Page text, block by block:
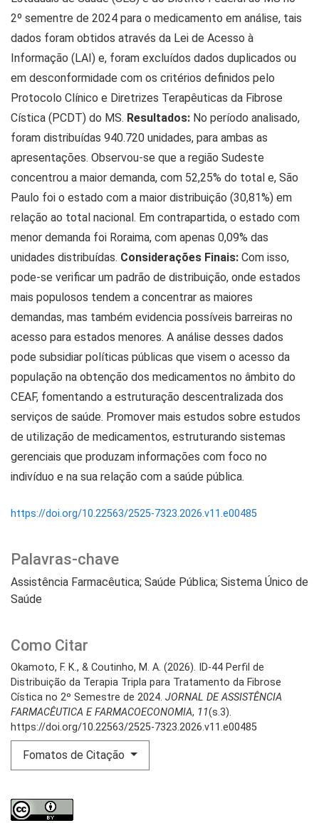
Palavras-chave
Assistência Farmacêutica; Saúde Pública; Sistema Único de
Saúde
Como Citar
Okamoto, F. K., & Coutinho, M. A. (2026). ID-44 Perfil de
Distribuição da Terapia Tripla para Tratamento da Fibrose
Cística no 2º Semestre de 2024. JORNAL DE ASSISTÊNCIA
FARMACÊUTICA E FARMACOECONOMIA, 11(s.3).
https://doi.org/10.22563/2525-7323.2026.v11.e00485
Fomatos de Citação
2º sementre de 2024 para o medicamento em análise, tais
dados foram obtidos através da Lei de Acesso à
Informação (LAI) e, foram excluídos dados duplicados ou
em desconformidade com os critérios definidos pelo
Protocolo Clínico e Diretrizes Terapêuticas da Fibrose
Cística (PCDT) do MS. Resultados: No período analisado,
foram distribuídas 940.720 unidades, para ambas as
apresentações. Observou-se que a região Sudeste
concentrou a maior demanda, com 52,25% do total e, São
Paulo foi o estado com a maior distribuição (30,81%) em
relação ao total nacional. Em contrapartida, o estado com
menor demanda foi Roraima, com apenas 0,09% das
unidades distribuídas. Considerações Finais: Com isso,
pode-se verificar um padrão de distribuição, onde estados
mais populosos tendem a concentrar as maiores
demandas, mas também evidencia possíveis barreiras no
acesso para estados menores. A análise desses dados
pode subsidiar políticas públicas que visem o acesso da
população na obtenção dos medicamentos no âmbito do
CEAF, fomentando a estruturação descentralizada dos
serviços de saúde. Promover mais estudos sobre estudos
de utilização de medicamentos, estruturando sistemas
gerenciais que produzam informações com foco no
indivíduo e na sua relação com a saúde pública.
https://doi.org/10.22563/2525-7323.2026.v11.e00485